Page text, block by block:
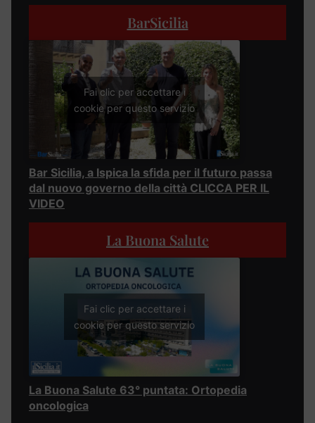
BarSicilia
Fai clic per accettare i
cookie per questo servizio
Bar Sicilia, a Ispica la sfida per il futuro passa
dal nuovo governo della città CLICCA PER IL
VIDEO
La Buona Salute
Fai clic per accettare i
cookie per questo servizio
La Buona Salute 63° puntata: Ortopedia
oncologica